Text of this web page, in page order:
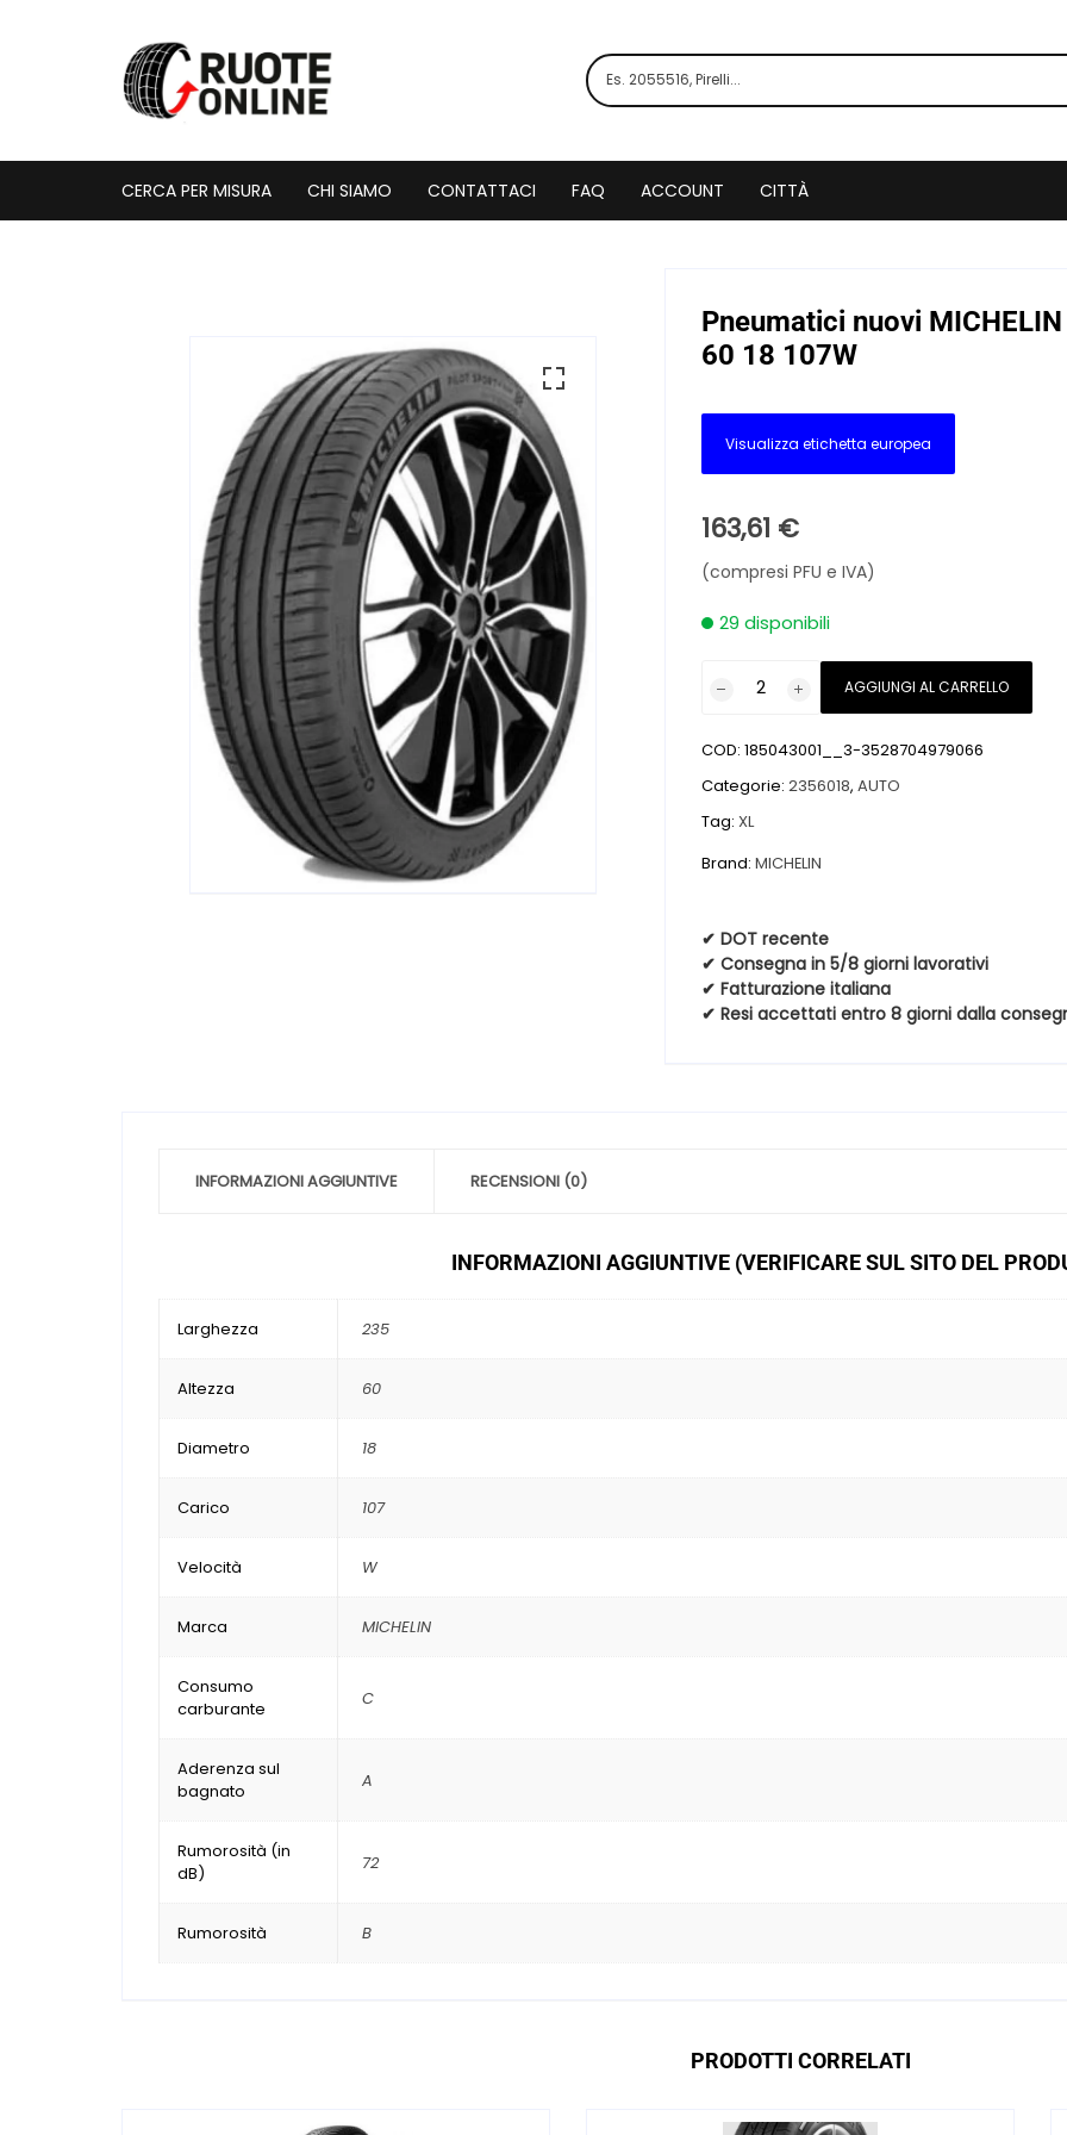
CERCA PER MISURA CHI SIAMO CONTATTACI FAQ ACCOUNT CITTÀ
Pneumatici nuovi MICHELIN
60 18 107W
Visualizza etichetta europea
163,61 €
(compresi PFU e IVA)
29 disponibili
PILOT
SPORT
4
XL
60
18
107W
quantità
AGGIUNGI AL CARRELLO
COD: 185043001__3-3528704979066
Categorie: 2356018, AUTO
Tag: XL
Brand: MICHELIN
✔ DOT recente
✔ Consegna in 5/8 giorni lavorativi
✔ Fatturazione italiana
✔ Resi accettati entro 8 giorni dalla
INFORMAZIONI AGGIUNTIVE RECENSIONI (0)
INFORMAZIONI AGGIUNTIVE (VERIFICARE SUL SITO DEL
Larghezza 235
Altezza 60
Diametro 18
Carico 107
Velocità W
Marca MICHELIN
Consumo
carburante
C
Aderenza sul
bagnato
A
Rumorosità (in
dB)
72
Rumorosità B
PRODOTTI CORRELATI